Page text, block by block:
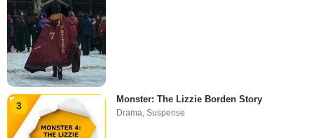
3
Monster: The Lizzie Borden Story
Drama,Suspense